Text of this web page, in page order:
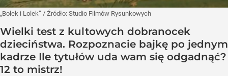
„Bolek i Lolek” / Źródło: Studio Filmów Rysunkowych
Wielki test z kultowych dobranocek
dzieciństwa. Rozpoznacie bajkę po jednym
kadrze Ile tytułów uda wam się odgadnąć?
12 to mistrz!